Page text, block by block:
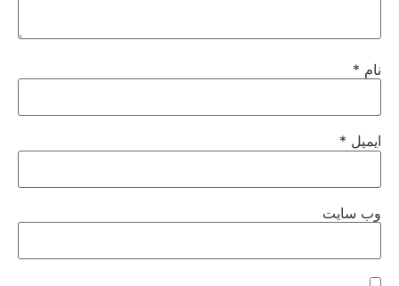
نام *
ایمیل *
وب‌ سایت